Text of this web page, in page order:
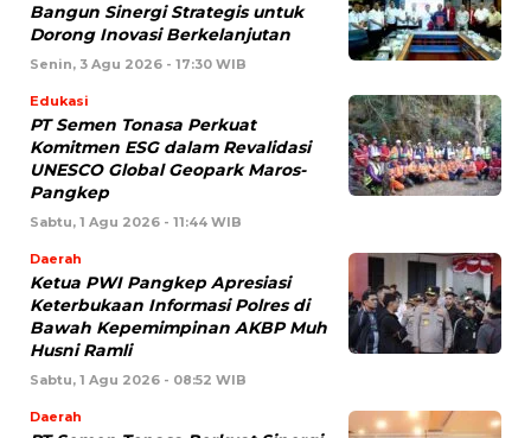
Bangun Sinergi Strategis untuk
Dorong Inovasi Berkelanjutan
Senin, 3 Agu 2026 - 17:30 WIB
Edukasi
PT Semen Tonasa Perkuat
Komitmen ESG dalam Revalidasi
UNESCO Global Geopark Maros-
Pangkep
Sabtu, 1 Agu 2026 - 11:44 WIB
Daerah
Ketua PWI Pangkep Apresiasi
Keterbukaan Informasi Polres di
Bawah Kepemimpinan AKBP Muh
Husni Ramli
Sabtu, 1 Agu 2026 - 08:52 WIB
Daerah